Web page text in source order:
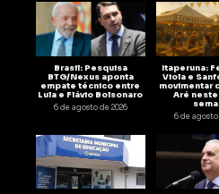
Brasil: Pesquisa
BTG/Nexus aponta
empate técnico entre
Lula e Flávio Bolsonaro
6 de agosto de 2026
Itaperuna:
Viola e
movimentar
Aré
6 de agosto